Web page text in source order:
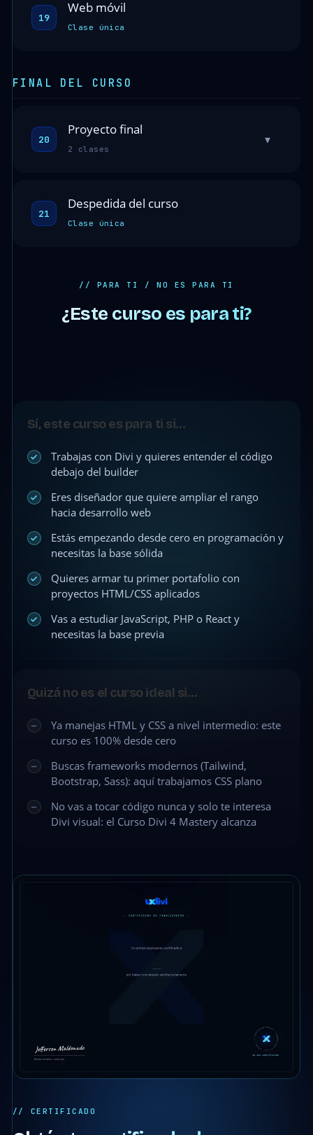
19
Web móvil
Clase única
FINAL DEL CURSO
20
Proyecto final
2 clases
▾
21
Despedida del curso
Clase única
// PARA TI / NO ES PARA TI
¿Este curso es para ti?
Sí, este curso es para ti si…
Trabajas con Divi y quieres entender el código
debajo del builder
Eres diseñador que quiere ampliar el rango
hacia desarrollo web
Estás empezando desde cero en programación y
necesitas la base sólida
Quieres armar tu primer portafolio con
proyectos HTML/CSS aplicados
Vas a estudiar JavaScript, PHP o React y
necesitas la base previa
Quizá no es el curso ideal si…
Ya manejas HTML y CSS a nivel intermedio: este
curso es 100% desde cero
Buscas frameworks modernos (Tailwind,
Bootstrap, Sass): aquí trabajamos CSS plano
No vas a tocar código nunca y solo te interesa
Divi visual: el Curso Divi 4 Mastery alcanza
// CERTIFICADO